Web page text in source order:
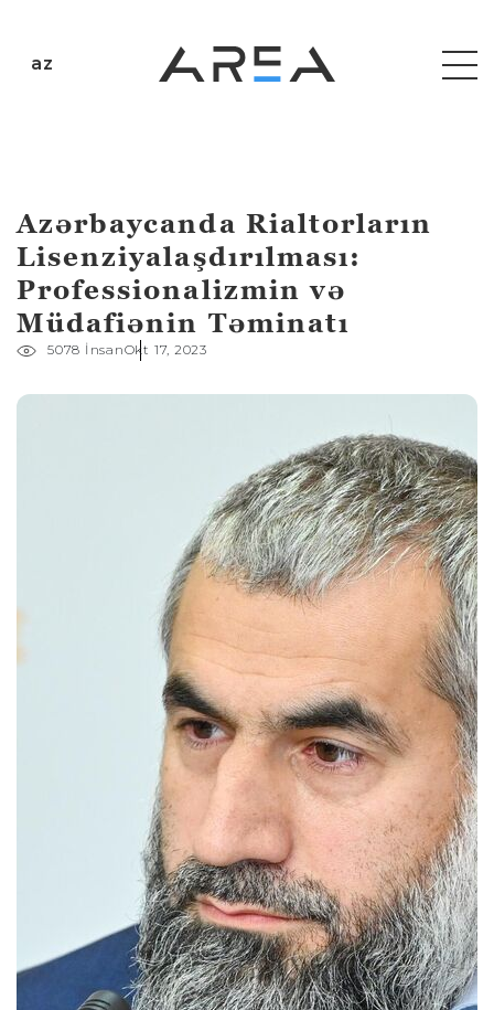
az
Azərbaycanda Rialtorların
Lisenziyalaşdırılması:
Professionalizmin və
Müdafiənin Təminatı
5078 İnsanOkt 17, 2023